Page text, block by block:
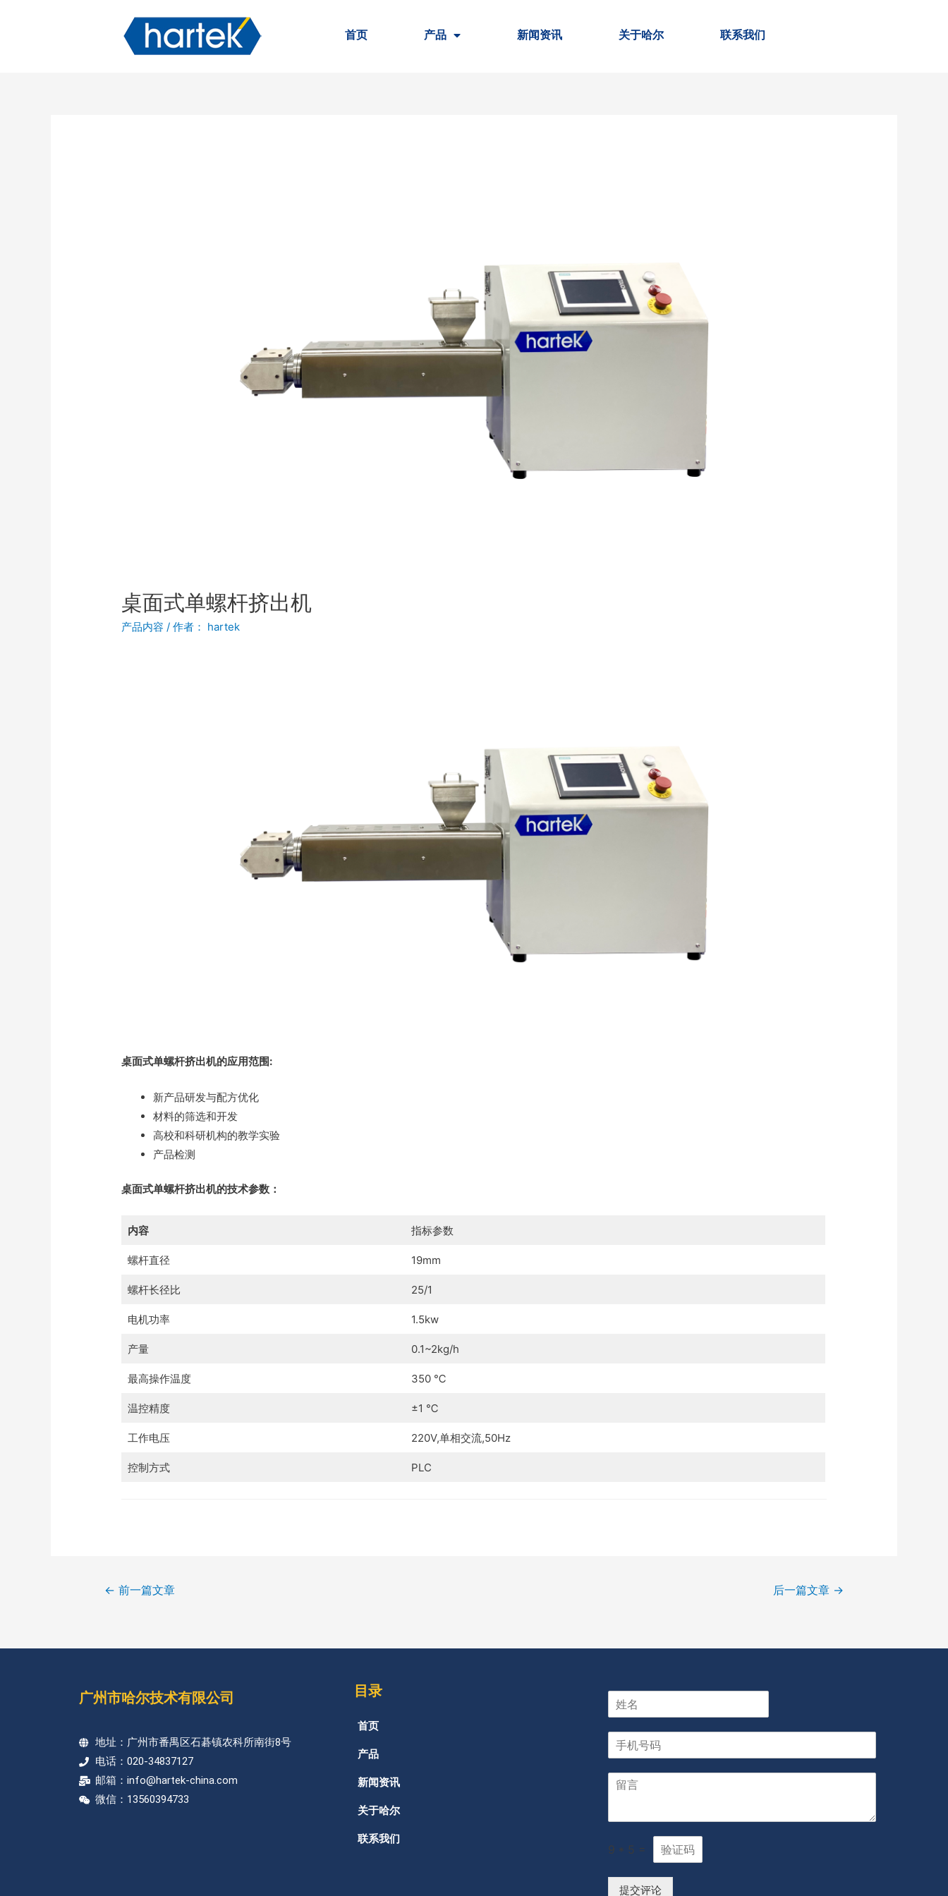
首页 产品 新闻资讯 关于哈尔 联系我们
桌面式单螺杆挤出机
产品内容 / 作者： hartek
桌面式单螺杆挤出机的应用范围:
新产品研发与配方优化
材料的筛选和开发
高校和科研机构的教学实验
产品检测
桌面式单螺杆挤出机的技术参数：
内容 指标参数
螺杆直径 19mm
螺杆长径比 25/1
电机功率 1.5kw
产量 0.1~2kg/h
最高操作温度 350 ℃
温控精度 ±1 ℃
工作电压 220V,单相交流,50Hz
控制方式 PLC
← 前一篇文章 后一篇文章 →
广州市哈尔技术有限公司
地址：广州市番禺区石碁镇农科所南街8号
电话：020-34837127
邮箱：info@hartek-china.com
微信：13560394733
目录
首页
产品
新闻资讯
关于哈尔
联系我们
9 * 5 =
提交评论